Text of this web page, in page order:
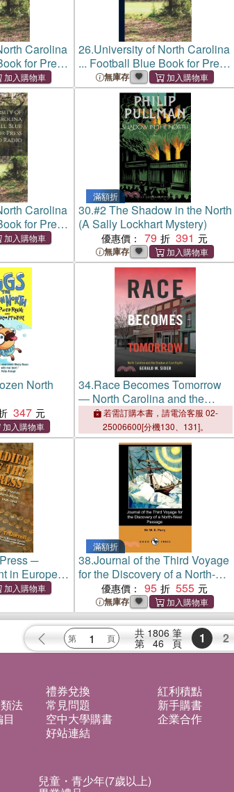
Carolina
for Press
26.University of North Carolina
... Football Blue Book for Press
and Radio; 1955
無庫存
Carolina
for Press
滿額折
30.#2 The Shadow in the North
(A Sally Lockhart Mystery)
優惠價： 79 391
無庫存
North
347
34.Race Becomes Tomorrow
― North Carolina and the
Shadow of Civil Rights
若需訂購本書，請電洽客服 02-
25006600[分機130、131]。
─
in Europe
1936?943
滿額折
38.Journal of the Third Voyage
for the Discovery of a North-
West Passage (Dodo Press)
優惠價： 95 555
無庫存
共 1806 筆
第 46 頁 1 2
禮券兌換
紅利積點
法 常見問題
新手購書
空中大學購書
企業合作
好站連結
兒童・青少年(7歲以上)